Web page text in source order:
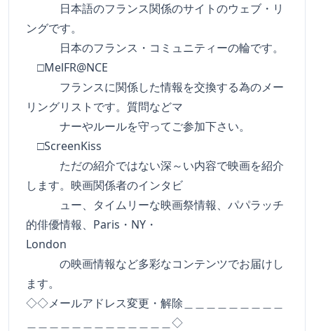
日本語のフランス関係のサイトのウェブ・リ
ングです。
日本のフランス・コミュニティーの輪です。
□MelFR@NCE
フランスに関係した情報を交換する為のメー
リングリストです。質問などマ
ナーやルールを守ってご参加下さい。
□ScreenKiss
ただの紹介ではない深～い内容で映画を紹介
します。映画関係者のインタビ
ュー、タイムリーな映画祭情報、パパラッチ
的俳優情報、Paris・NY・
London
の映画情報など多彩なコンテンツでお届けし
ます。
◇◇メールアドレス変更・解除＿＿＿＿＿＿＿＿＿
＿＿＿＿＿＿＿＿＿＿＿＿＿◇